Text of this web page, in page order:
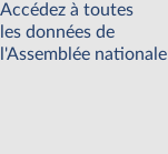
Accédez à toutes
les données de
l'Assemblée nationale